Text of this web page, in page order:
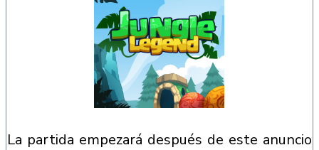
la partida empezará después de este anuncio